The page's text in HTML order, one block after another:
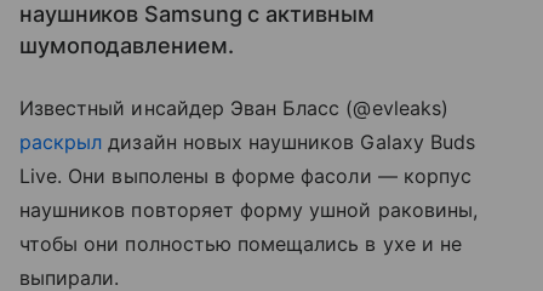
наушников Samsung с активным
шумоподавлением.
Известный инсайдер Эван Бласс (@evleaks)
раскрыл дизайн новых наушников Galaxy Buds
Live. Они выполены в форме фасоли — корпус
наушников повторяет форму ушной раковины,
чтобы они полностью помещались в ухе и не
выпирали.